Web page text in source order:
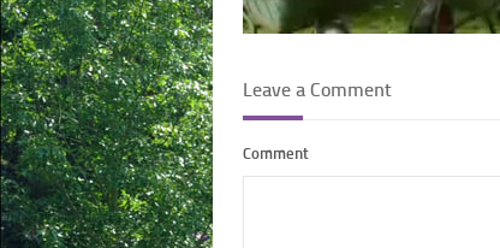
Leave a Comment
Comment